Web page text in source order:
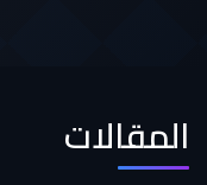
المقالات